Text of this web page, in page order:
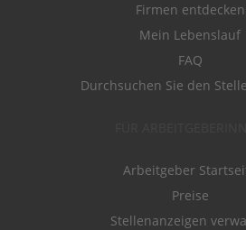
Firmen entdecken
Mein Lebenslauf
FAQ
Durchsuchen Sie den
Arbeitgeber
Preise
Stellenanzeigen